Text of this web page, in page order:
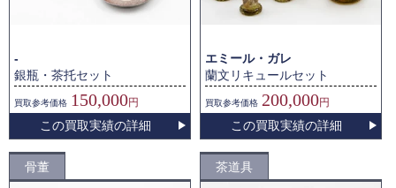
-
銀瓶・茶托セット
買取参考価格 150,000円
この買取実績の詳細
エミール・ガレ
蘭文リキュールセット
買取参考価格 200,000円
この買取実績の詳細
骨董 茶道具